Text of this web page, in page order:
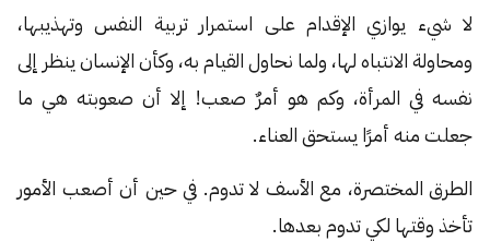
لا شيء يوازي الإقدام على استمرار تربية النفس وتهذيبها،
ومحاولة الانتباه لها، ولما نحاول القيام به، وكأن الإنسان ينظر إلى
نفسه في المرأة، وكم هو أمرٌ صعب! إلا أن صعوبته هي ما
جعلت منه أمرًا يستحق العناء.
الطرق المختصرة، مع الأسف لا تدوم. في حين أن أصعب الأمور
تأخذ وقتها لكي تدوم بعدها.